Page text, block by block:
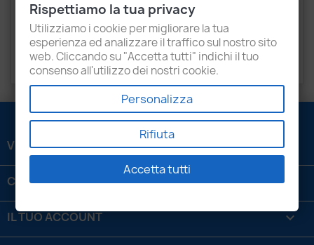
Recensioni
SEATAlhambra
VENEZIANI LUIGI SRL 
CONTATTACI 
IL TUO ACCOUNT 
Rispettiamo la tua privacy
Utilizziamo i cookie per migliorare la tua
esperienza ed analizzare il traffico sul nostro sito
web. Cliccando su "Accetta tutti" indichi il tuo
consenso all'utilizzo dei nostri cookie.
Personalizza
Rifiuta
Accetta tutti